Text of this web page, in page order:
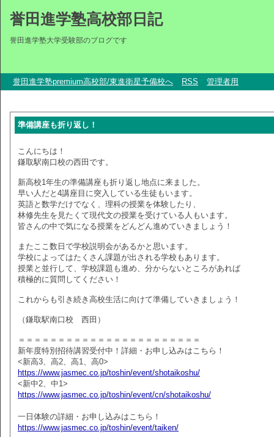
誉田進学塾高校部日記
誉田進学塾大学受験部のブログです
誉田進学塾premium高校部/東進衛星予備校へ RSS 管理者用
準備講座も折り返し！
こんにちは！
鎌取駅南口校の西田です。
新高校1年生の準備講座も折り返し地点に来ました。
早い人だと4講座目に突入している生徒もいます。
英語と数学だけでなく、理科の授業を体験したり、
林修先生を見たくて現代文の授業を受けている人もいます。
皆さんの中で気になる授業をどんどん進めていきましょう！
またここ数日で学校説明会があるかと思います。
学校によってはたくさん課題が出される学校もあります。
授業と並行して、学校課題も進め、分からないところがあれば
積極的に質問してください！
これからも引き続き高校生活に向けて準備していきましょう！
（鎌取駅南口校 西田）
＝＝＝＝＝＝＝＝＝＝＝＝＝＝＝＝＝＝＝＝＝＝＝
新年度特別招待講習受付中！詳細・お申し込みはこちら！
<新高3、高2、高1、高0>
https://www.jasmec.co.jp/toshin/event/shotaikoshu/
<新中2、中1>
https://www.jasmec.co.jp/toshin/event/cn/shotaikoshu/
一日体験の詳細・お申し込みはこちら！
https://www.jasmec.co.jp/toshin/event/taiken/